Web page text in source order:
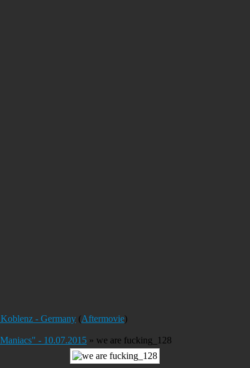
- Germany (Aftermovie)
- 10.07.2015 » we are fucking_128